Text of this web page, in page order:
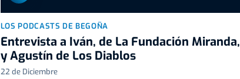
LOS PODCASTS DE BEGOÑA
Entrevista a Iván, de La Fundación Miranda,
y Agustín de Los Diablos
22 de Diciembre